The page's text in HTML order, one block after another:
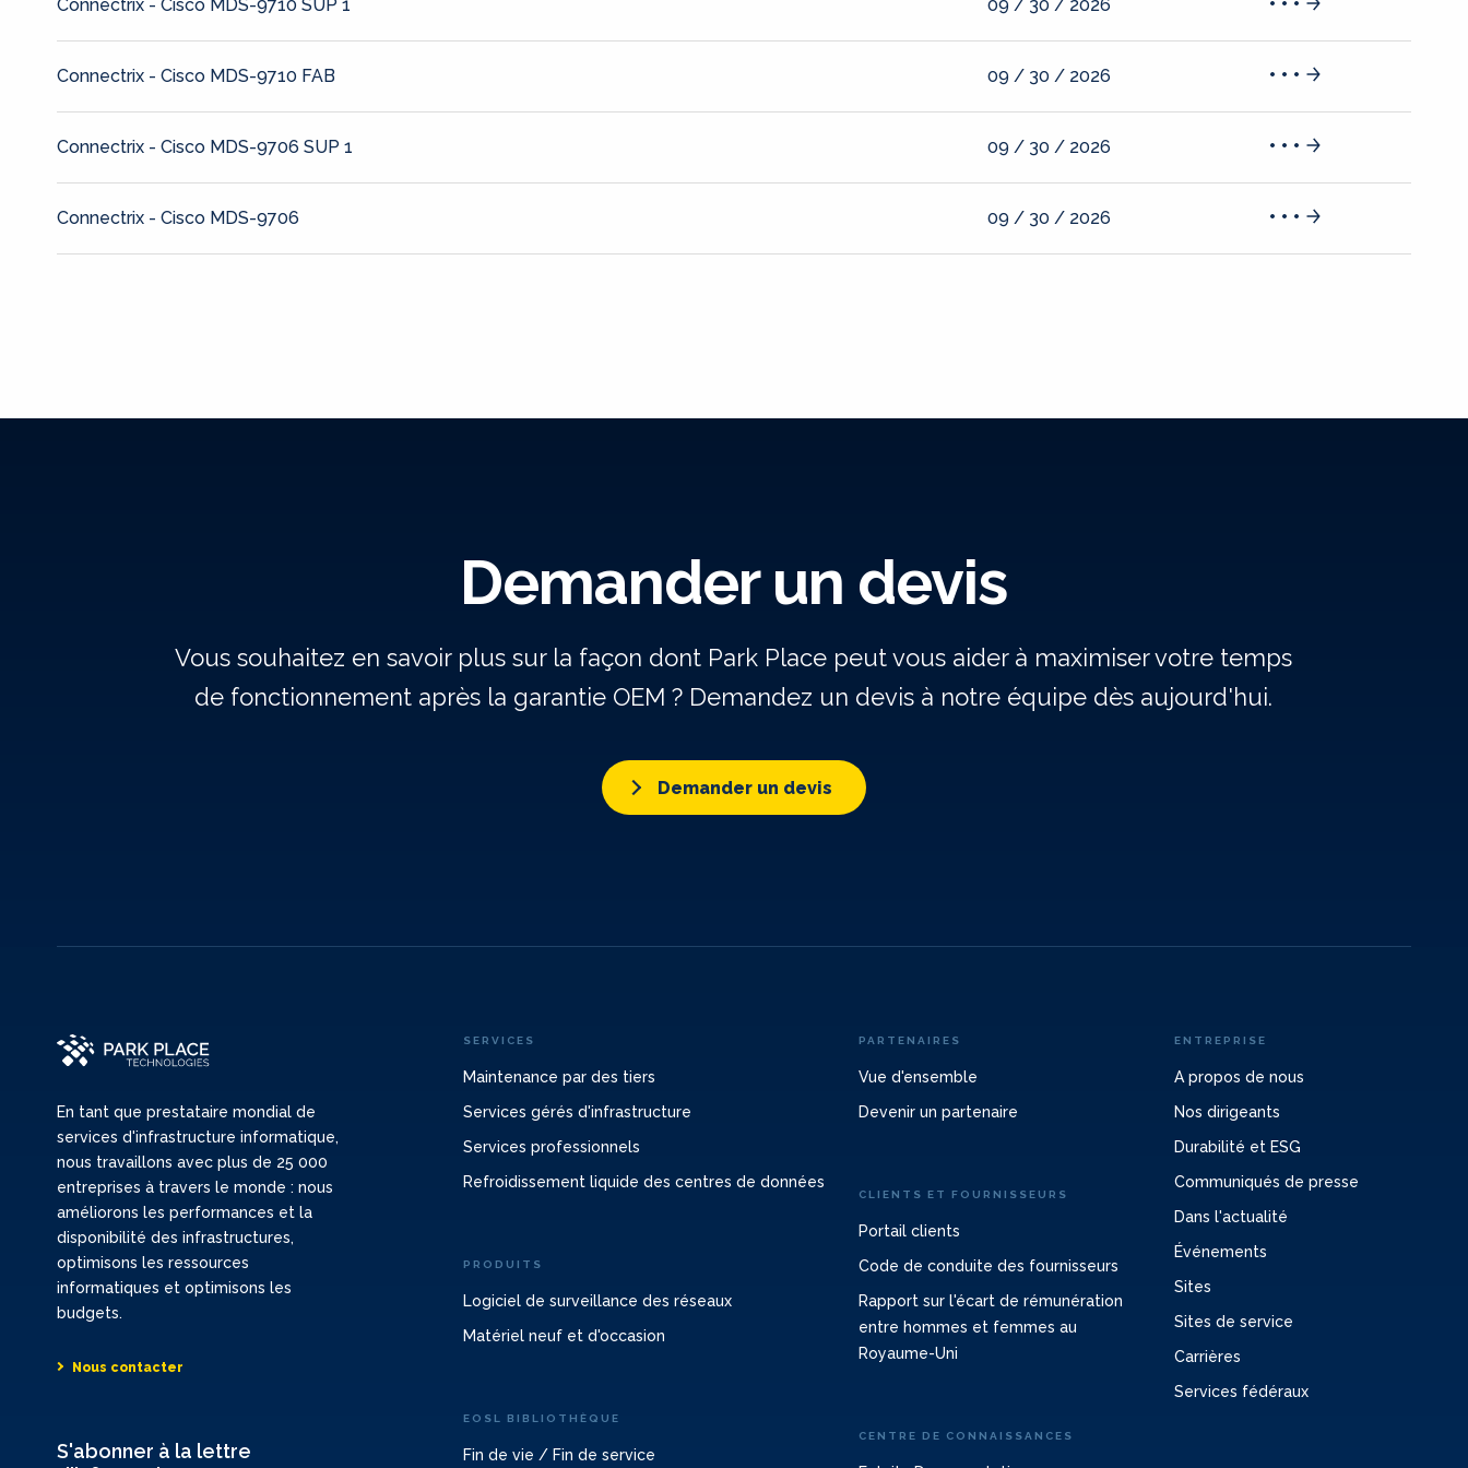
Connectrix - Cisco MDS-9710 SUP 1 09 / 30 / 2026
Connectrix - Cisco MDS-9710 FAB 09 / 30 / 2026
Connectrix - Cisco MDS-9706 SUP 1 09 / 30 / 2026
Connectrix - Cisco MDS-9706 09 / 30 / 2026
Demander un devis
Vous souhaitez en savoir plus sur la façon dont Park Place peut vous aider à maximiser votre temps
de fonctionnement après la garantie OEM ? Demandez un devis à notre équipe dès aujourd'hui.
Demander un devis
En tant que prestataire mondial de
services d'infrastructure informatique,
nous travaillons avec plus de 25 000
entreprises à travers le monde : nous
améliorons les performances et la
disponibilité des infrastructures,
optimisons les ressources
informatiques et optimisons les
budgets.
Nous contacter
S'abonner à la lettre
SERVICES
Maintenance par des tiers
Services gérés d'infrastructure
Services professionnels
Refroidissement liquide des centres de données
PRODUITS
Logiciel de surveillance des réseaux
Matériel neuf et d'occasion
EOSL BIBLIOTHÈQUE
Fin de vie / Fin de service
PARTENAIRES
Vue d'ensemble
Devenir un partenaire
CLIENTS ET FOURNISSEURS
Portail clients
Code de conduite des fournisseurs
Rapport sur l'écart de rémunération
entre hommes et femmes au
Royaume-Uni
CENTRE DE CONNAISSANCES
ENTREPRISE
A propos de nous
Nos dirigeants
Durabilité et ESG
Communiqués de presse
Dans l'actualité
Événements
Sites
Sites de service
Carrières
Services fédéraux